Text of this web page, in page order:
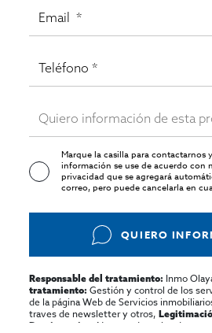
Marque la casilla para contactarnos
información se use de acuerdo con
privacidadque se agregará
correo, pero puede cancelarla en
QUIERO
Responsable del tratamiento: Inmo
tratamiento: Gestión y control de los
de la página Web de Servicios
traves de newsletter y otros,
Destinatarios:
No se cederan los datos,